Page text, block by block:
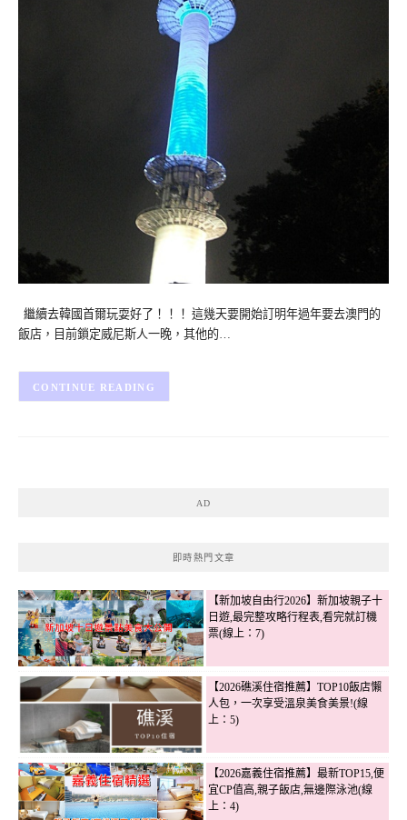
繼續去韓國首爾玩耍好了！！！ 這幾天要開始訂明年過年要去澳門的
飯店，目前鎖定威尼斯人一晚，其他的…
CONTINUE READING
AD
即時熱門文章
【新加坡自由行2026】新加坡親子十
日遊,最完整攻略行程表,看完就訂機
票(線上：7)
【2026礁溪住宿推薦】TOP10飯店懶
人包，一次享受溫泉美食美景!(線
上：5)
【2026嘉義住宿推薦】最新TOP15,便
宜CP值高,親子飯店,無邊際泳池(線
上：4)